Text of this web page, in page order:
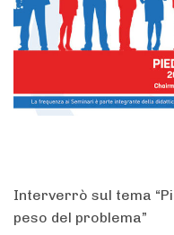
Interverrò sul tema
peso del problema”